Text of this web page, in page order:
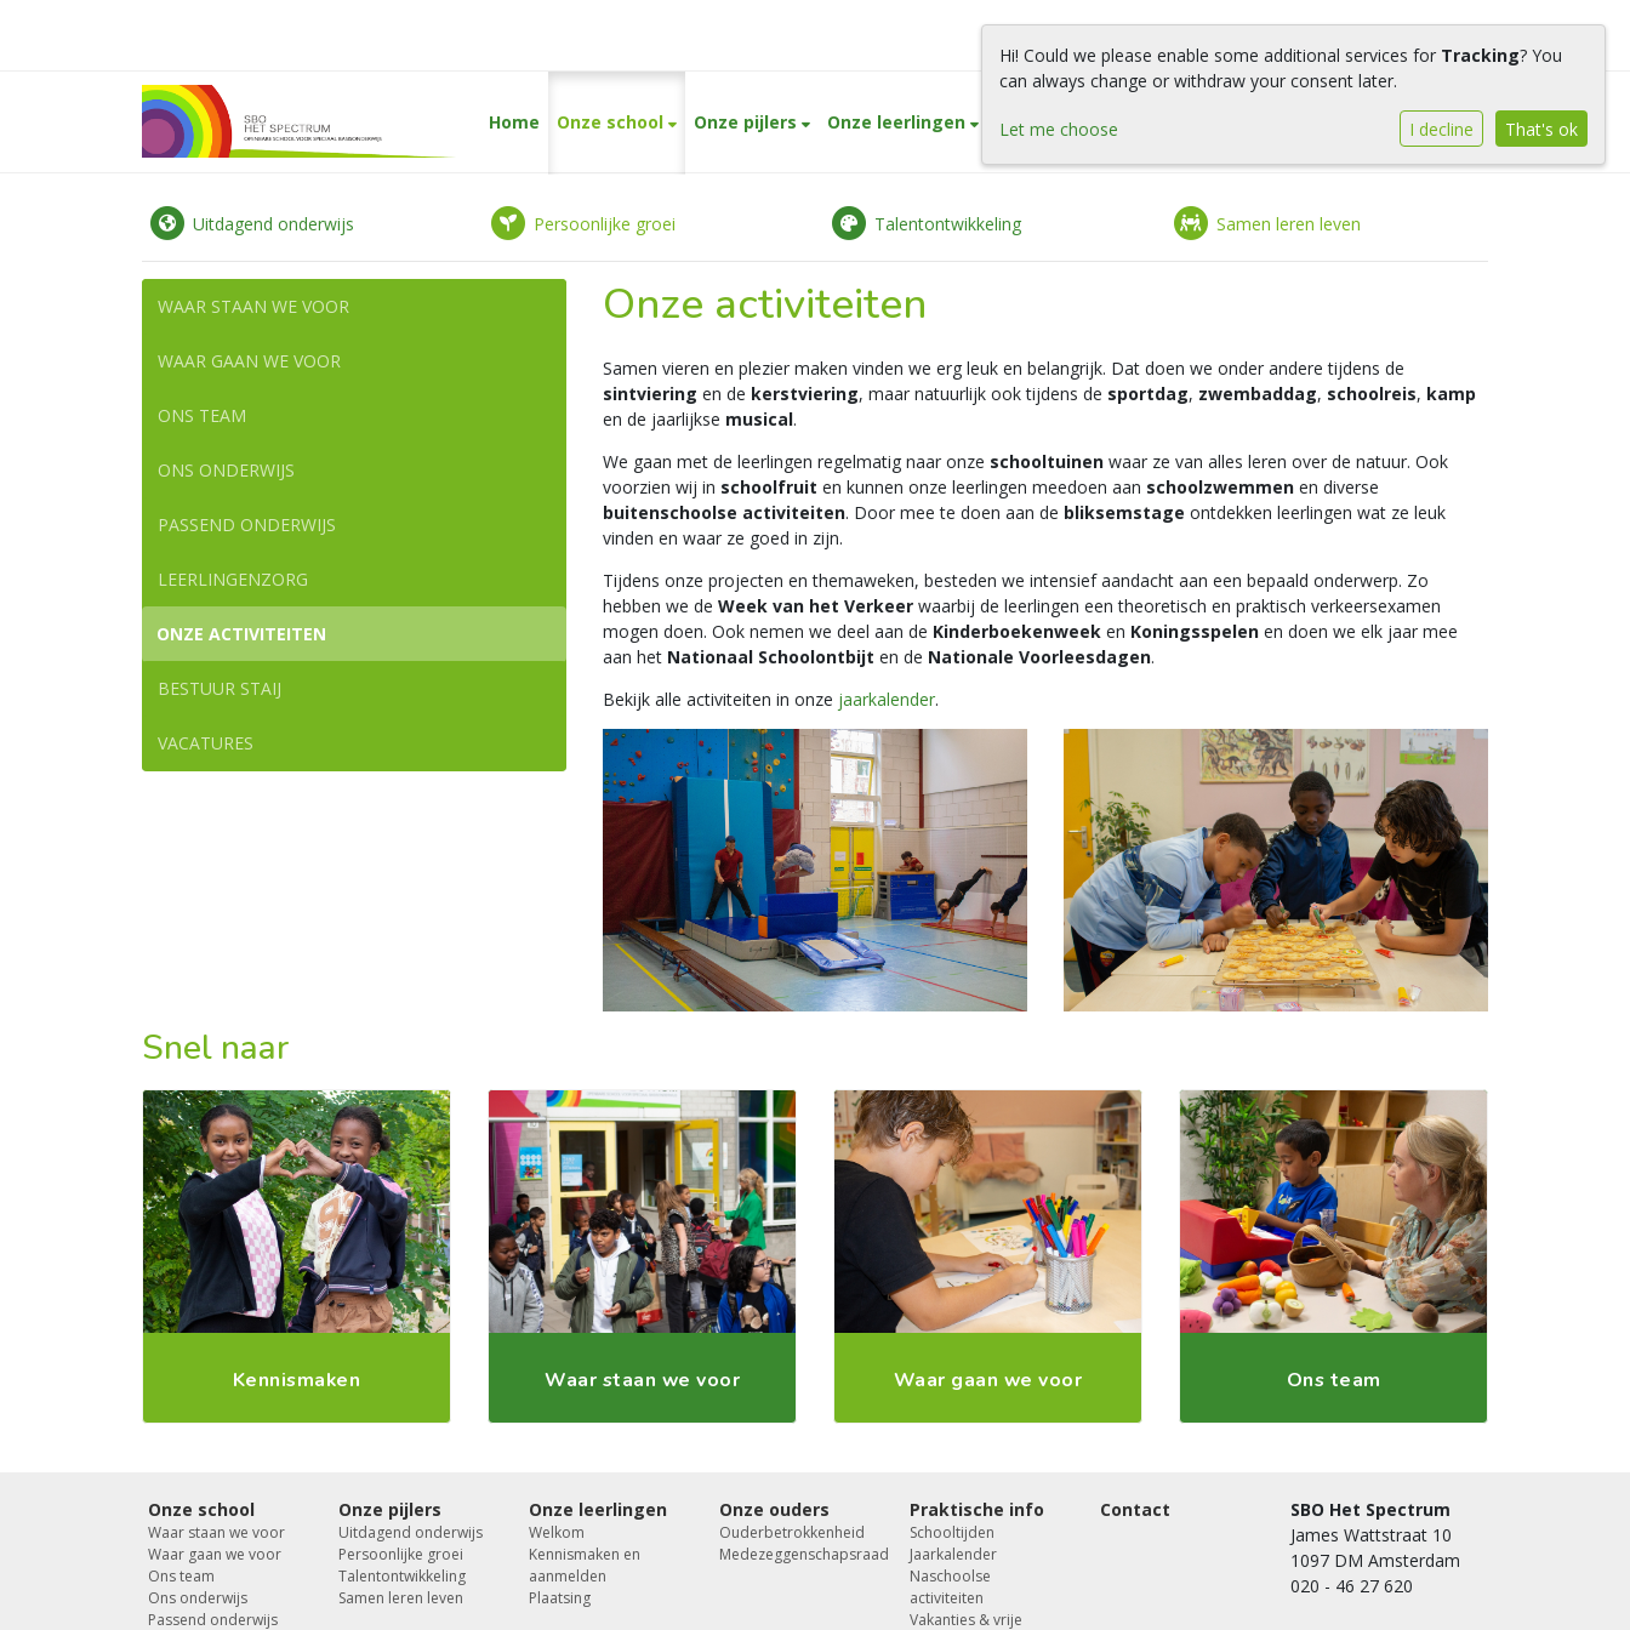
Home Onze school Onze pijlers Onze leerlingen Onze ouders
Uitdagend onderwijs Persoonlijke groei Talentontwikkeling Samen leren leven
WAAR STAAN WE VOOR
WAAR GAAN WE VOOR
ONS TEAM
ONS ONDERWIJS
PASSEND ONDERWIJS
LEERLINGENZORG
ONZE ACTIVITEITEN
BESTUUR STAIJ
VACATURES
Onze activiteiten
Samen vieren en plezier maken vinden we erg leuk en belangrijk. Dat doen we onder andere tijdens de
sintviering en de kerstviering, maar natuurlijk ook tijdens de sportdag, zwembaddag, schoolreis, kamp
en de jaarlijkse musical.
We gaan met de leerlingen regelmatig naar onze schooltuinen waar ze van alles leren over de natuur. Ook
voorzien wij in schoolfruit en kunnen onze leerlingen meedoen aan schoolzwemmen en diverse
buitenschoolse activiteiten. Door mee te doen aan de bliksemstage ontdekken leerlingen wat ze leuk
vinden en waar ze goed in zijn.
Tijdens onze projecten en themaweken, besteden we intensief aandacht aan een bepaald onderwerp. Zo
hebben we de Week van het Verkeer waarbij de leerlingen een theoretisch en praktisch verkeersexamen
mogen doen. Ook nemen we deel aan de Kinderboekenweek en Koningsspelen en doen we elk jaar mee
aan het Nationaal Schoolontbijt en de Nationale Voorleesdagen.
Bekijk alle activiteiten in onze jaarkalender.
Snel naar
Kennismaken Waar staan we voor Waar gaan we voor Ons team
Onze school
Waar staan we voor
Waar gaan we voor
Ons team
Ons onderwijs
Passend onderwijs
Onze pijlers
Uitdagend onderwijs
Persoonlijke groei
Talentontwikkeling
Samen leren leven
Onze leerlingen
Welkom
Kennismaken en
aanmelden
Plaatsing
Onze ouders
Ouderbetrokkenheid
Medezeggenschapsraad
Praktische info
Schooltijden
Jaarkalender
Naschoolse
activiteiten
Vakanties & vrije
Contact
SBO Het Spectrum
James Wattstraat 10
1097 DM Amsterdam
020 - 46 27 620
Hi! Could we please enable some additional services for Tracking? You
can always change or withdraw your consent later.
Let me choose I decline That's ok